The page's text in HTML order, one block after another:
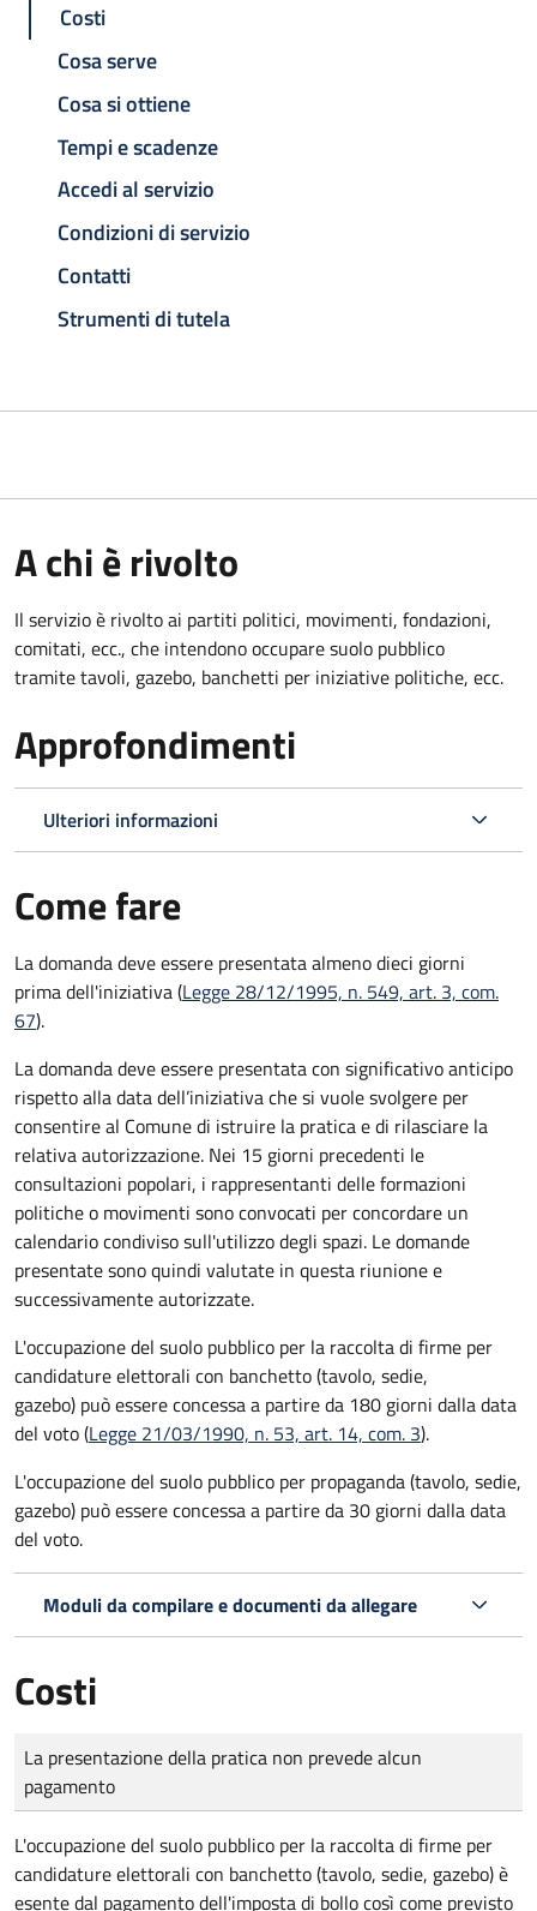
Costi
Cosa serve
Cosa si ottiene
Tempi e scadenze
Accedi al servizio
Condizioni di servizio
Contatti
Strumenti di tutela
A chi è rivolto
Il servizio è rivolto ai partiti politici, movimenti, fondazioni,
comitati, ecc., che intendono occupare suolo pubblico
tramite tavoli, gazebo, banchetti per iniziative politiche, ecc.
Approfondimenti
Ulteriori informazioni
Come fare
La domanda deve essere presentataalmeno dieci giorni
primadell'iniziativa (Legge 28/12/1995, n. 549, art. 3, com.
67).
La domanda deve essere presentata con significativo anticipo
rispetto alla data dell’iniziativa che si vuole svolgere per
consentire al Comune di istruire la pratica e di rilasciare la
relativa autorizzazione. Nei 15 giorni precedenti le
consultazioni popolari, i rappresentanti delle formazioni
politiche o movimenti sono convocati per concordare un
calendario condiviso sull'utilizzo degli spazi. Le domande
presentate sono quindi valutate in questa riunione e
successivamente autorizzate.
L'occupazione del suolo pubblico per la raccolta di firme per
candidature elettorali con banchetto (tavolo, sedie,
gazebo) può essere concessa a partire da 180 giorni dalla data
del voto (Legge 21/03/1990, n. 53, art. 14, com. 3).
L'occupazione del suolo pubblico per propaganda (tavolo, sedie,
gazebo) può essere concessa a partire da 30 giorni dalla data
del voto.
Moduli da compilare e documenti da allegare
Costi
Tipo di pagamento
Importo
La presentazione della pratica non prevede alcun
pagamento
L'occupazione del suolo pubblico per la raccolta di firme per
candidature elettorali con banchetto (tavolo, sedie, gazebo) è
esente dal pagamento dell'imposta di bollo così come previsto